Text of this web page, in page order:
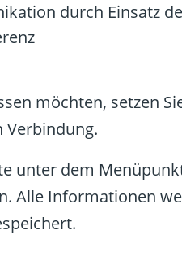
durch Einsatz
möchten, setzen
unter dem
Alle Informationen